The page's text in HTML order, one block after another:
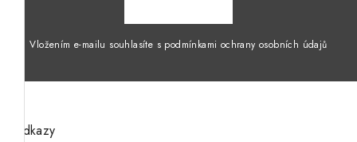
Vložením e-mailu souhlasíte s podmínkami ochrany osobních údajů
Odkazy